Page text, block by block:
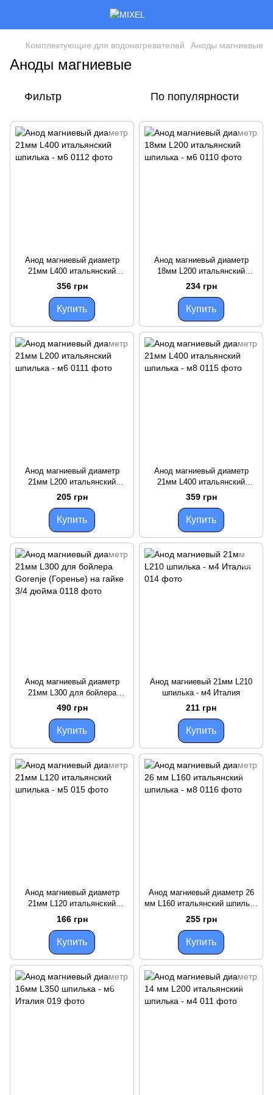
Комплектующие для водонагревателей Аноды магниевые
Аноды магниевые
Фильтр По популярности
Анод магниевый диаметр
21мм L400 итальянский
шпилька - м6
356 грн
Купить
Анод магниевый диаметр
18мм L200 итальянский
шпилька - м6
234 грн
Купить
Анод магниевый диаметр
21мм L200 итальянский
шпилька - м6
205 грн
Купить
Анод магниевый диаметр
21мм L400 итальянский
шпилька - м8
359 грн
Купить
Анод магниевый диаметр
21мм L300 для бойлера
Gorenje (Горенье) на гайке 3/4
дюйма
490 грн
Купить
Анод магниевый 21мм L210
шпилька - м4 Италия
211 грн
Купить
Анод магниевый диаметр
21мм L120 итальянский
шпилька - м5
166 грн
Купить
Анод магниевый диаметр 26
мм L160 итальянский шпилька
- м8
255 грн
Купить